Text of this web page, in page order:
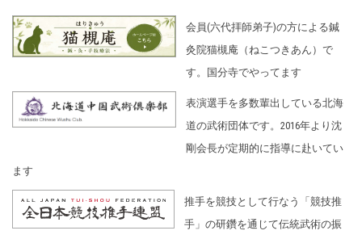
会員(六代拝師弟子)の方による鍼
灸院猫槻庵（ねこつきあん）で
す。国分寺でやってます
表演選手を多数輩出している北海
道の武術団体です。2016年より沈
剛会長が定期的に指導に赴いてい
ます
推手を競技として行なう「競技推
手」の研鑽を通じて伝統武術の振